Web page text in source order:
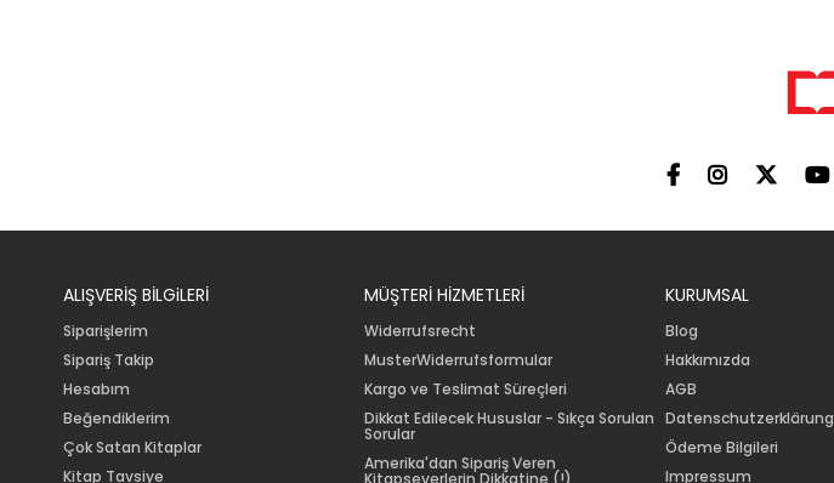
ALIŞVERİŞ BİLGiLERİ
Siparişlerim
Sipariş Takip
Hesabım
Beğendiklerim
Çok Satan Kitaplar
Kitap Tavsiye
MÜŞTERİ HİZMETLERİ
Widerrufsrecht
MusterWiderrufsformular
Kargo ve Teslimat Süreçleri
Dikkat Edilecek Hususlar - Sıkça Sorulan
Sorular
Amerika'dan Sipariş Veren
KURUMSAL
Blog
Hakkımızda
AGB
Datenschutzerklärung
Ödeme Bilgileri
Impressum